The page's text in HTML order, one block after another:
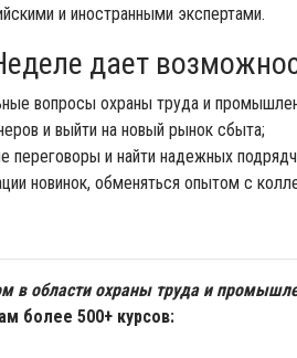
и иностранными экспертами.
дает
вопросы охраны труда и
и выйти на новый рынок сбыта;
переговоры и найти надежных
новинок, обменяться опытом с
в области охраны труда и
более 500+ курсов: